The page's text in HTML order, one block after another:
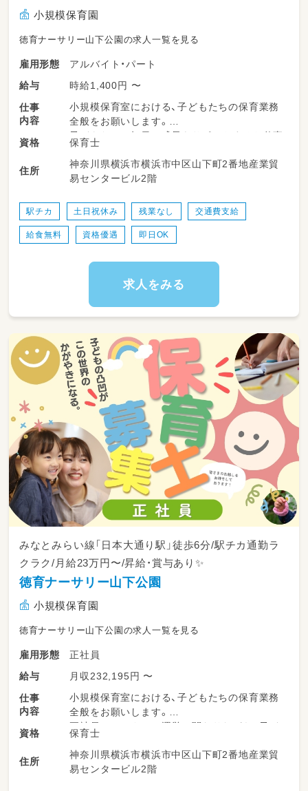
小規模保育園
徳育ナーサリー山下公園の求人一覧を見る
雇用形態
アルバイト・パート
給与
時給1,400円 〜
仕事
内容
小規模保育室における、子どもたちの保育業務
全般をお願いします。
子どもたちの毎日の成長をサポートするお仕事
です。
【勤務時間】
ご希望の勤務日数やお時間ありましたらご相談
ください
・子どもたちの受け入れ、お迎え時の見送り
・園内での自由遊びやお散歩、お散歩の安全な引
・食事、おやつ、お昼寝、着替え、おむつ交換など
・保護者の方との丁寧なコミュニケーションや
連絡（お迎え時の共有など）
・園内の簡単な清掃や、おもちゃの消毒などの環
境整備
★スタッフ同士の連携がばっちりなので、一人
に負担が集中することはありません。
困ったときは周りの先生にいつでも相談でき
る風通しの良い職場です😊
資格 保育士
住所
神奈川県横浜市横浜市中区山下町2番地産業貿
易センタービル2階
駅チカ 土日祝休み 残業なし 交通費支給
給食無料 資格優遇 即日OK
求人をみる
みなとみらい線「日本大通り駅」徒歩6分/駅チカ通勤ラ
クラク/月給23万円〜/昇給・賞与あり✨
徳育ナーサリー山下公園
小規模保育園
徳育ナーサリー山下公園の求人一覧を見る
雇用形態
正社員
給与
月収232,195円 〜
仕事
内容
小規模保育室における、子どもたちの保育業務
全般をお願いします。
正社員としてクラス運営に関わりながら、子ど
もたちの毎日の成長を優しくサポートするお仕
事です。
資格 保育士
住所
神奈川県横浜市横浜市中区山下町2番地産業貿
易センタービル2階